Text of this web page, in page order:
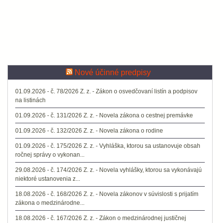
Nové účinné predpisy
01.09.2026 - č. 78/2026 Z. z. - Zákon o osvedčovaní listín a podpisov
na listinách
01.09.2026 - č. 131/2026 Z. z. - Novela zákona o cestnej premávke
01.09.2026 - č. 132/2026 Z. z. - Novela zákona o rodine
01.09.2026 - č. 175/2026 Z. z. - Vyhláška, ktorou sa ustanovuje obsah
ročnej správy o vykonan...
29.08.2026 - č. 174/2026 Z. z. - Novela vyhlášky, ktorou sa vykonávajú
niektoré ustanovenia z...
18.08.2026 - č. 168/2026 Z. z. - Novela zákonov v súvislosti s prijatím
zákona o medzinárodne...
18.08.2026 - č. 167/2026 Z. z. - Zákon o medzinárodnej justičnej